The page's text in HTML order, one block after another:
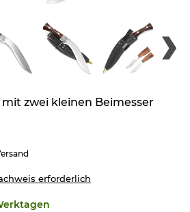
zwei kleinen Beimesser
erforderlich